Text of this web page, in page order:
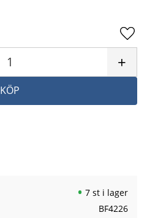
+
KÖP
7 st i lager
BF4226